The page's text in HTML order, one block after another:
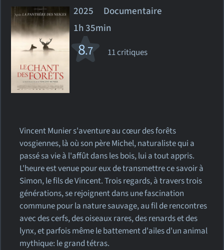
2025 Documentaire
1h 35min
8.7 11 critiques
Vincent Munier s'aventure au cœur des forêts
vosgiennes, là où son père Michel, naturaliste qui a
passé sa vie à l'affût dans les bois, lui a tout appris.
L'heure est venue pour eux de transmettre ce savoir à
Simon, le fils de Vincent. Trois regards, à travers trois
générations, se rejoignent dans une fascination
commune pour la nature sauvage, au fil de rencontres
avec des cerfs, des oiseaux rares, des renards et des
lynx, et parfois même le battement d'ailes d'un animal
mythique: le grand tétras.